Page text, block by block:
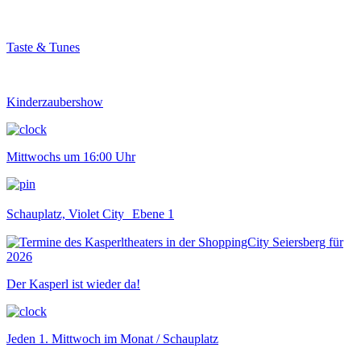
Taste & Tunes
Kinderzaubershow
Mittwochs um 16:00 Uhr
Schauplatz, Violet City Ebene 1
Der Kasperl ist wieder da!
Jeden 1. Mittwoch im Monat / Schauplatz